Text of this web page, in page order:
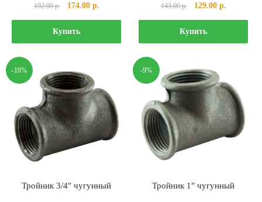
192.00р.
Первоначальная
цена
составляла
192.00 р..
174.00 р.Текущая
цена:
Купить
143.00р.
Первоначальная
цена
составляла
143.00 р..
129.00 р.Текущая
цена:
Купить
-10%
Тройник 3/4″ чугунный
-9%
Тройник 1″ чугунный